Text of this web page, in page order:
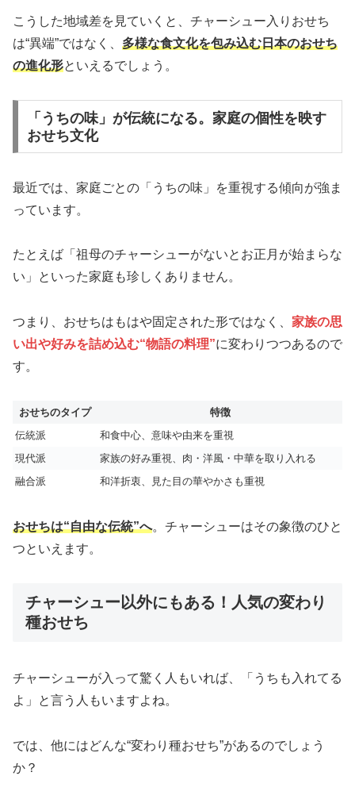
こうした地域差を見ていくと、チャーシュー入りおせち
は“異端”ではなく、 多様な食文化を包み込む日本のおせち
の進化形といえるでしょう。
「うちの味」が伝統になる。家庭の個性を映す
おせち文化
最近では、家庭ごとの「うちの味」を重視する傾向が強ま
っています。
たとえば「祖母のチャーシューがないとお正月が始まらな
い」といった家庭も珍しくありません。
つまり、おせちはもはや固定された形ではなく、 家族の思
い出や好みを詰め込む“物語の料理”に変わりつつあるので
す。
おせちのタイプ
特徴
伝統派
和食中心、意味や由来を重視
現代派
家族の好み重視、肉・洋風・中華を取り入れる
融合派
和洋折衷、見た目の華やかさも重視
おせちは“自由な伝統”へ。チャーシューはその象徴のひと
つといえます。
チャーシュー以外にもある！人気の変わり
種おせち
チャーシューが入って驚く人もいれば、「うちも入れてる
よ」と言う人もいますよね。
では、他にはどんな“変わり種おせち”があるのでしょう
か？